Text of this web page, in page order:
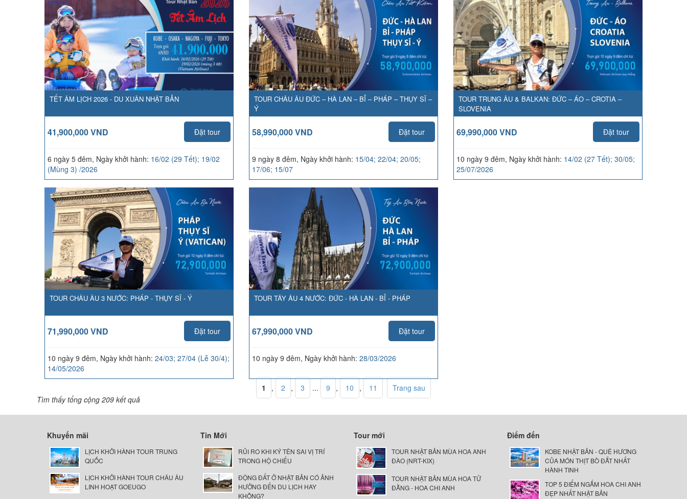
TẾT ÂM LỊCH 2026 - DU XUÂN NHẬT BẢN
41,900,000 VND Đặt tour
6 ngày 5 đêm, Ngày khởi hành: 16/02 (29 Tết); 19/02
(Mùng 3) /2026
TOUR CHÂU ÂU ĐỨC – HÀ LAN – BỈ – PHÁP – THỤY SĨ –
Ý
58,990,000 VND Đặt tour
9 ngày 8 đêm, Ngày khởi hành: 15/04; 22/04; 20/05;
17/06; 15/07
TOUR TRUNG ÂU & BALKAN: ĐỨC – ÁO – CROTIA –
SLOVENIA
69,990,000 VND Đặt tour
10 ngày 9 đêm, Ngày khởi hành: 14/02 (27 Tết); 30/05;
25/07/2026
TOUR CHÂU ÂU 3 NƯỚC: PHÁP - THỤY SĨ - Ý
71,990,000 VND Đặt tour
10 ngày 9 đêm, Ngày khởi hành: 24/03; 27/04 (Lễ 30/4);
14/05/2026
TOUR TÂY ÂU 4 NƯỚC: ĐỨC - HÀ LAN - BỈ - PHÁP
67,990,000 VND Đặt tour
10 ngày 9 đêm, Ngày khởi hành: 28/03/2026
1 , 2 , 3 ... 9 , 10 , 11
Trang sau
Tìm thấy tổng cộng 209 kết quả
Khuyến mãi
LỊCH KHỞI HÀNH TOUR TRUNG
QUỐC
LỊCH KHỞI HÀNH TOUR CHÂU ÂU
LINH HOẠT GOEUGO
Tin Mới
RỦI RO KHI KÝ TÊN SAI VỊ TRÍ
TRONG HỘ CHIẾU
ĐỘNG ĐẤT Ở NHẬT BẢN CÓ ẢNH
HƯỞNG ĐẾN DU LỊCH HAY
KHÔNG?
Tour mới
TOUR NHẬT BẢN MÙA HOA ANH
ĐÀO (NRT-KIX)
TOUR NHẬT BẢN MÙA HOA TỬ
ĐẰNG - HOA CHI ANH
Điểm đến
KOBE NHẬT BẢN - QUÊ HƯƠNG
CỦA MÓN THỊT BÒ ĐẮT NHẤT
HÀNH TINH
TOP 5 ĐIỂM NGẮM HOA CHI ANH
ĐẸP NHẤT NHẬT BẢN